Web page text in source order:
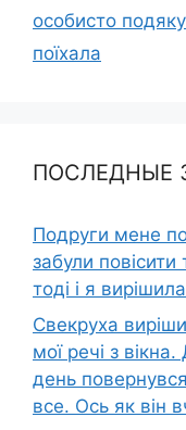
особисто
поїхала
ПОСЛЕДНЫЕ
Подруги мене
забули
тоді і я
Свекруха
мої речі з
день
все. Ось як він